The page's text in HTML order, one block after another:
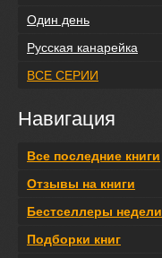
Один день
Русская канарейка
ВСЕ СЕРИИ
Навигация
Все последние книги
Отзывы на книги
Бестселлеры недели
Подборки книг